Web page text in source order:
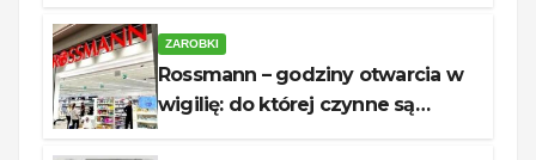
ZAROBKI
Rossmann – godziny otwarcia w
wigilię: do której czynne są